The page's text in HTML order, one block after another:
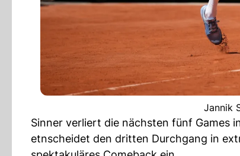
Jannik
Sinner verliert die nächsten fünf Games
etnscheidet den dritten Durchgang in